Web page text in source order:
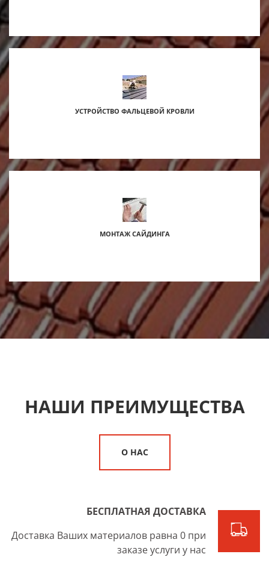
УСТРОЙСТВО ФАЛЬЦЕВОЙ КРОВЛИ
МОНТАЖ САЙДИНГА
НАШИ ПРЕИМУЩЕСТВА
О НАС
БЕСПЛАТНАЯ ДОСТАВКА
Доставка Ваших материалов равна 0 при
заказе услуги у нас